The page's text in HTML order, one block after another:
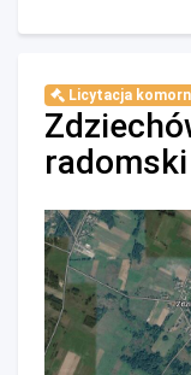
Licytacja
radomski